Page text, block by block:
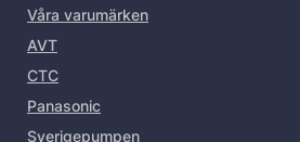
Våra varumärken
AVT
CTC
Panasonic
Sverigepumpen